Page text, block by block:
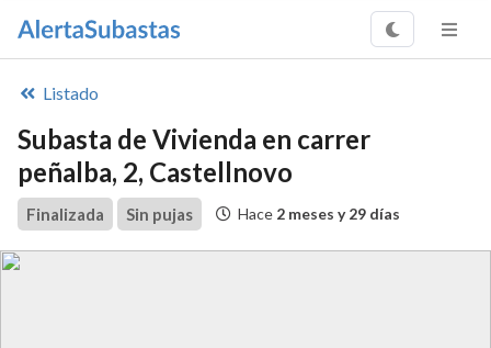
Listado
Subasta de Vivienda en carrer
peñalba, 2, Castellnovo
Finalizada Sin pujas Hace 2 meses y 29 días